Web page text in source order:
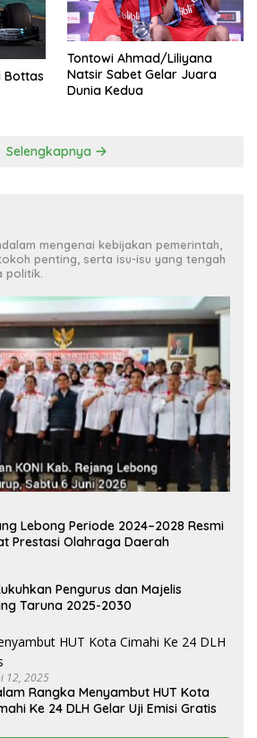
Bottas
Tontowi Ahmad/Liliyana
Natsir Sabet Gelar Juara
Dunia Kedua
Selengkapnya
mengenai kebijakan pemerintah,
penting, serta isu-isu yang tengah
politik.
Lebong Periode 2024–2028 Resmi
Prestasi Olahraga Daerah
Pengurus dan Majelis
Taruna 2025-2030
12, 2025
Rangka Menyambut HUT Kota
Ke 24 DLH Gelar Uji Emisi Gratis